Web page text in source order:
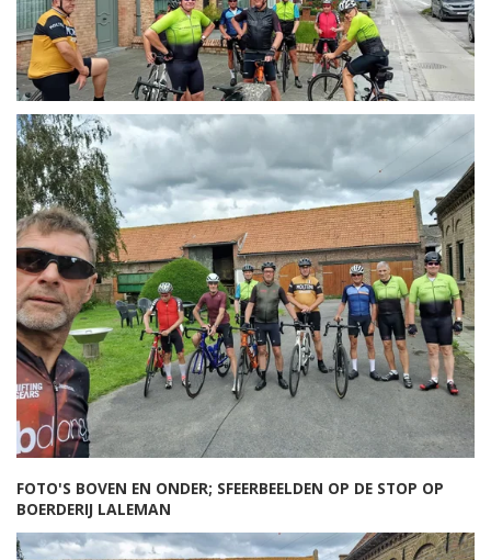
FOTO'S BOVEN EN ONDER; SFEERBEELDEN OP DE STOP OP
BOERDERIJ LALEMAN